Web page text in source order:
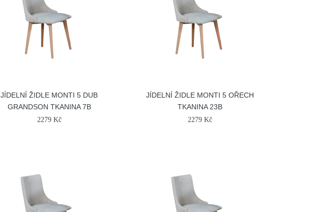
JÍDELNÍ ŽIDLE MONTI 5 DUB
GRANDSON TKANINA 7B
2279 Kč
JÍDELNÍ ŽIDLE MONTI 5 OŘECH
TKANINA 23B
2279 Kč